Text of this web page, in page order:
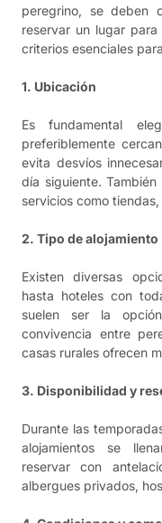
peregrino, se deben
reservar un lugar
criterios esenciales
1. Ubicación
Es fundamental
preferiblemente
evita desvíos
día siguiente.
servicios como
2. Tipo de alojamiento
Existen diversas
hasta hoteles con
suelen ser la
convivencia entre
casas rurales ofrecen
3. Disponibilidad y
Durante las
alojamientos se
reservar con
albergues privados,